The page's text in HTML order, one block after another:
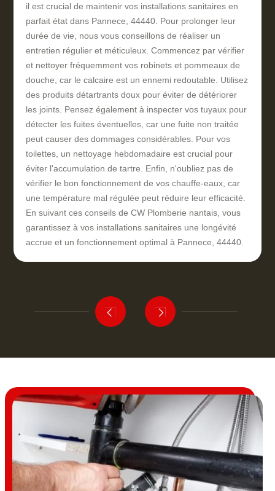
il est crucial de maintenir vos installations sanitaires en
parfait état dans Pannece, 44440. Pour prolonger leur
durée de vie, nous vous conseillons de réaliser un
entretien régulier et méticuleux. Commencez par vérifier
et nettoyer fréquemment vos robinets et pommeaux de
douche, car le calcaire est un ennemi redoutable. Utilisez
des produits détartrants doux pour éviter de détériorer
les joints. Pensez également à inspecter vos tuyaux pour
détecter les fuites éventuelles, car une fuite non traitée
peut causer des dommages considérables. Pour vos
toilettes, un nettoyage hebdomadaire est crucial pour
éviter l'accumulation de tartre. Enfin, n'oubliez pas de
vérifier le bon fonctionnement de vos chauffe-eaux, car
une température mal régulée peut réduire leur efficacité.
En suivant ces conseils de CW Plomberie nantais, vous
garantissez à vos installations sanitaires une longévité
accrue et un fonctionnement optimal à Pannece, 44440.